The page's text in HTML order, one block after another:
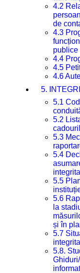
4.2
de
4.3
publice
4.4
4.5
4.6
5.
5.1
5.2
5.3
5.4
5.5
5.6
la
și în
5.7
5.8.